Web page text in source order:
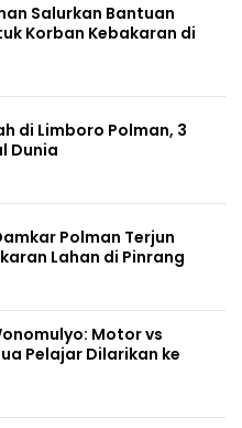
Salurkan Bantuan
Korban Kebakaran di
di Limboro Polman, 3
Dunia
Polman Terjun
Lahan di Pinrang
Motor vs
Pelajar Dilarikan ke